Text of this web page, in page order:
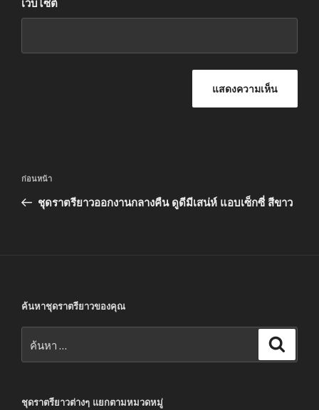
แนะแนว
เรื่อง
เรื่อง
ก่อน
ก่อนหน้า
ชุดราตรียาวออกงานกลางคืน ดูดีมีเสน่ห์ แอบเซ็กซี่ สีขาว
ค้นหาชุดราตรียาวของคุณ
ชุดราตรียาวต่างๆ แยกตามหมวดหมู่